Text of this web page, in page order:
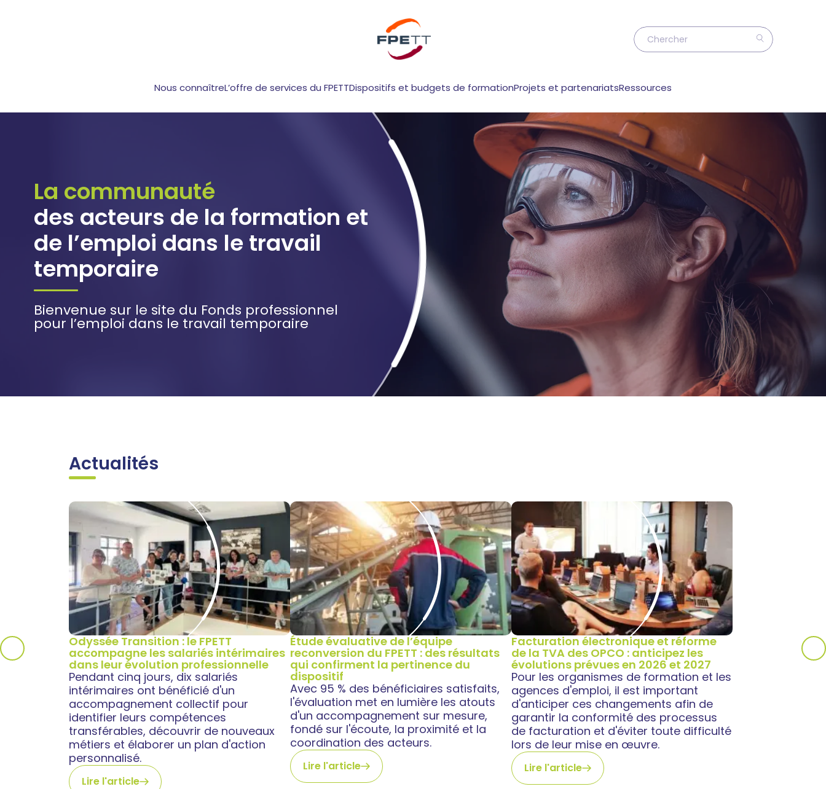
Nous connaîtreL’offre de services du FPETTDispositifs et budgets de formationProjets et partenariatsRessources
La communauté
des acteurs de la formation et
de l’emploi dans le travail
temporaire
Bienvenue sur le site du Fonds professionnel
pour l’emploi dans le travail temporaire
Actualités
Odyssée Transition : le FPETT
accompagne les salariés intérimaires
dans leur évolution professionnelle
Pendant cinq jours, dix salariés
intérimaires ont bénéficié d'un
accompagnement collectif pour
identifier leurs compétences
transférables, découvrir de nouveaux
métiers et élaborer un plan d'action
personnalisé.
Lire l'article
Étude évaluative de l’équipe
reconversion du FPETT : des résultats
qui confirment la pertinence du
dispositif
Avec 95 % des bénéficiaires satisfaits,
l'évaluation met en lumière les atouts
d'un accompagnement sur mesure,
fondé sur l'écoute, la proximité et la
coordination des acteurs.
Lire l'article
Facturation électronique et réforme
de la TVA des OPCO : anticipez les
évolutions prévues en 2026 et 2027
Pour les organismes de formation et les
agences d'emploi, il est important
d'anticiper ces changements afin de
garantir la conformité des processus
de facturation et d'éviter toute difficulté
lors de leur mise en œuvre.
Lire l'article